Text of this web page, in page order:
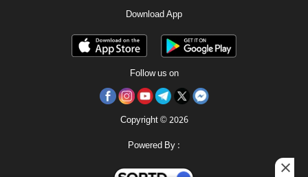
Download App
Follow us on
Copyright © 2026
Powered By :